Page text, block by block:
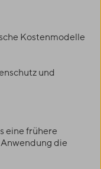
Kostenmodelle
und
eine frühere
die